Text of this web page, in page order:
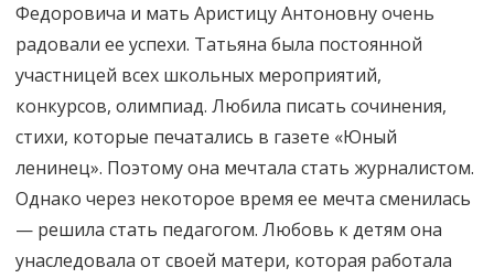
Федоровича и мать Аристицу Антоновну очень
радовали ее успехи. Татьяна была постоянной
участницей всех школьных мероприятий,
конкурсов, олимпиад. Любила писать сочинения,
стихи, которые печатались в газете «Юный
ленинец». Поэтому она мечтала стать журналистом.
Однако через некоторое время ее мечта сменилась
— решила стать педагогом. Любовь к детям она
унаследовала от своей матери, которая работала